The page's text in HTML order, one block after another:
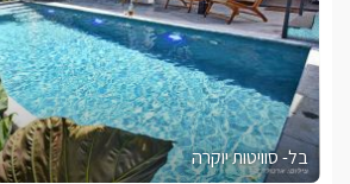
בל- סוויטות יוקרה